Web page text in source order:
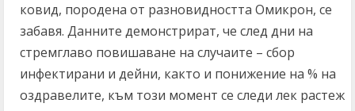
ковид, породена от разновидността Омикрон, се
забавя. Данните демонстрират, че след дни на
стремглаво повишаване на случаите – сбор
инфектирани и дейни, както и понижение на % на
оздравелите, към този момент се следи лек растеж